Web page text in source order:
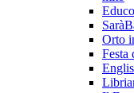
Orto
Festa